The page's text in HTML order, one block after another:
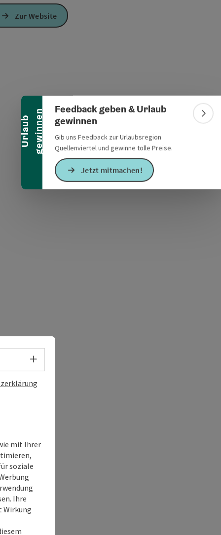
U
r
l
a
u
b
g
e
w
i
n
n
e n
Banner einklappen
Feedback geben & Urlaub
gewinnen
Gib uns Feedback zur Urlaubsregion
Quellenviertel und gewinne tolle Preise.
Jetzt mitmachen!
öffnenöffnen
Zur Website
Sprachwahl - Menü öffnen
mit Ihrer
soziale
Ihre
Wirkung